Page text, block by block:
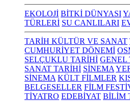
EKOLOJİ BİTKİ DÜNYASI
TÜRLERİ SU CANLILARI
TARİH KÜLTÜR VE SANAT
CUMHURİYET DÖNEMİ
SELÇUKLU TARİHİ GENEL
SANAT TARİHİ SİNEMA
SİNEMA KÜLT FİLMLER
BELGESELLER FİLM
TİYATRO EDEBİYAT BİLİM